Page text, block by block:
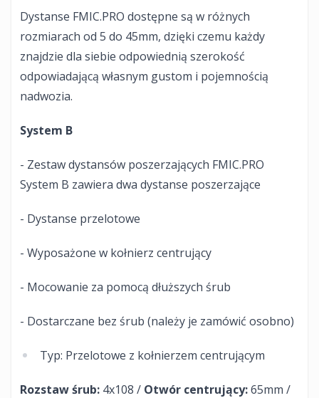
Dystanse FMIC.PRO dostępne są w różnych
rozmiarach od 5 do 45mm, dzięki czemu każdy
znajdzie dla siebie odpowiednią szerokość
odpowiadającą własnym gustom i pojemnością
nadwozia.
System B
- Zestaw dystansów poszerzających FMIC.PRO
System B zawiera dwa dystanse poszerzające
- Dystanse przelotowe
- Wyposażone w kołnierz centrujący
- Mocowanie za pomocą dłuższych śrub
- Dostarczane bez śrub (należy je zamówić osobno)
Typ: Przelotowe z kołnierzem centrującym
Rozstaw śrub: 4x108 / Otwór centrujący:65mm /